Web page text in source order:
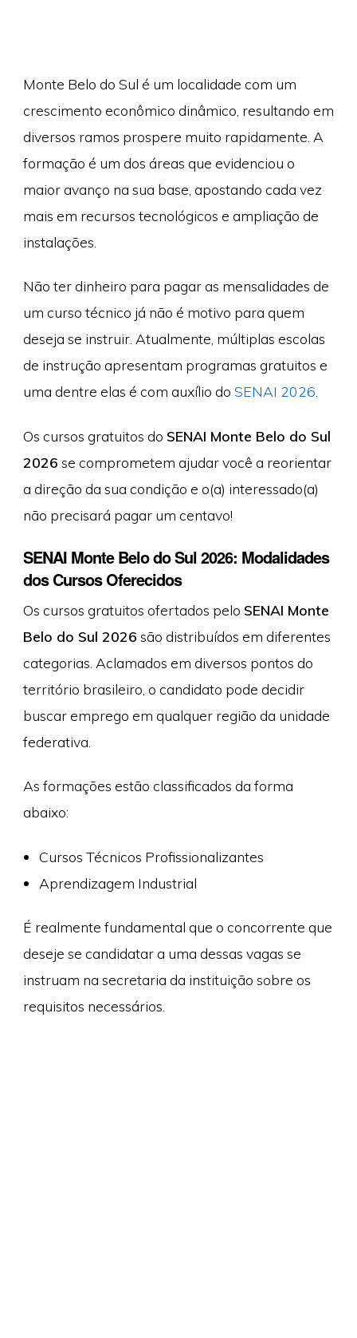
Monte Belo do Sul é um localidade com um
crescimento econômico dinâmico, resultando em
diversos ramos prospere muito rapidamente. A
formação é um dos áreas que evidenciou o
maior avanço na sua base, apostando cada vez
mais em recursos tecnológicos e ampliação de
instalações.
Não ter dinheiro para pagar as mensalidades de
um curso técnico já não é motivo para quem
deseja se instruir. Atualmente, múltiplas escolas
de instrução apresentam programas gratuitos e
uma dentre elas é com auxílio do SENAI 2026
Os cursos gratuitos do SENAI Monte Belo do Sul
2026 se comprometem ajudar você a reorientar
a direção da sua condição e o(a) interessado(a)
não precisará pagar um centavo!
SENAI Monte Belo do Sul 2026: Modalidades
dos Cursos Oferecidos
Os cursos gratuitos ofertados pelo SENAI Monte
Belo do Sul 2026 são distribuídos em diferentes
categorias. Aclamados em diversos pontos do
território brasileiro, o candidato pode decidir
buscar emprego em qualquer região da unidade
federativa.
As formações estão classificados da forma
abaixo:
Cursos Técnicos Profissionalizantes
Aprendizagem Industrial
É realmente fundamental que o concorrente que
deseje se candidatar a uma dessas vagas se
instruam na secretaria da instituição sobre os
requisitos necessários.